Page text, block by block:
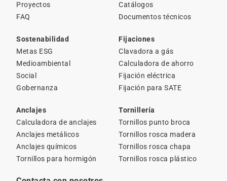
Proyectos
FAQ
Catálogos
Documentos técnicos
Sostenabilidad
Metas ESG
Medioambiental
Social
Gobernanza
Fijaciones
Clavadora a gás
Calculadora de ahorro
Fijación eléctrica
Fijación para SATE
Anclajes
Calculadora de anclajes
Anclajes metálicos
Anclajes químicos
Tornillos para hormigón
Tornillería
Tornillos punto broca
Tornillos rosca madera
Tornillos rosca chapa
Tornillos rosca plástico